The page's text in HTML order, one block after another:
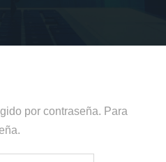
por contraseña. Para